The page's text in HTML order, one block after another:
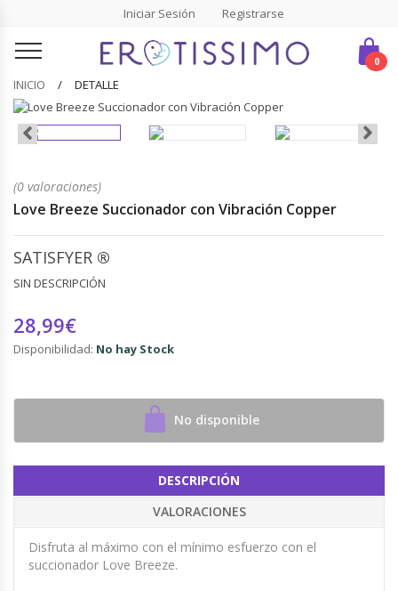
Iniciar Sesión Registrarse
0
INICIO DETALLE
(0 valoraciones)
Love Breeze Succionador con Vibración Copper
SATISFYER ®
SIN DESCRIPCIÓN
28,99€
Disponibilidad: No hay Stock
No disponible
DESCRIPCIÓN
VALORACIONES
Disfruta al máximo con el mínimo esfuerzo con el
succionador Love Breeze.